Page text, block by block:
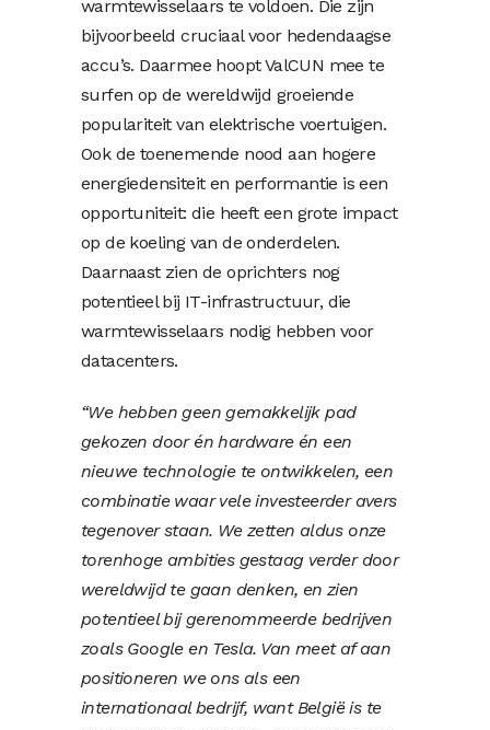
warmtewisselaars te voldoen. Die zijn
bijvoorbeeld cruciaal voor hedendaagse
accu’s. Daarmee hoopt ValCUN mee te
surfen op de wereldwijd groeiende
populariteit van elektrische voertuigen.
Ook de toenemende nood aan hogere
energiedensiteit en performantie is een
opportuniteit: die heeft een grote impact
op de koeling van de onderdelen.
Daarnaast zien de oprichters nog
potentieel bij IT-infrastructuur, die
warmtewisselaars nodig hebben voor
datacenters.
“We hebben geen gemakkelijk pad
gekozen door én hardware én een
nieuwe technologie te ontwikkelen, een
combinatie waar vele investeerder avers
tegenover staan. We zetten aldus onze
torenhoge ambities gestaag verder door
wereldwijd te gaan denken, en zien
potentieel bij gerenommeerde bedrijven
zoals Google en Tesla. Van meet af aan
positioneren we ons als een
internationaal bedrijf, want België is te